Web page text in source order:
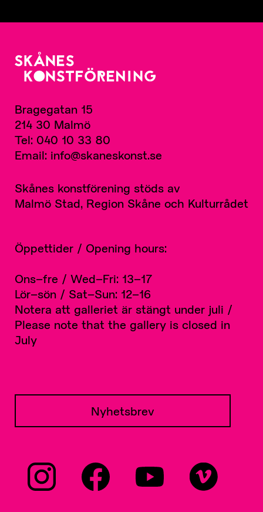
Bragegatan 15
214 30 Malmö
Tel: 040 10 33 80
Email: info@skaneskonst.se
Skånes konstförening stöds av
Malmö Stad, Region Skåne och Kulturrådet
Öppettider / Opening hours:
Ons–fre / Wed–Fri: 13–17
Lör–sön / Sat–Sun: 12–16
Notera att galleriet är stängt under juli /
Please note that the gallery is closed in
July
Nyhetsbrev